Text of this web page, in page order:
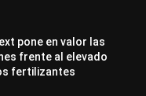
pone en valor las
frente al elevado
fertilizantes